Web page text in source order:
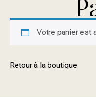
Votre panier est
Retour à la boutique